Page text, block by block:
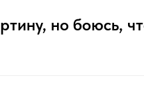
но боюсь,